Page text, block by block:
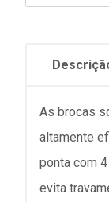
As brocas
altamente
ponta com
evita